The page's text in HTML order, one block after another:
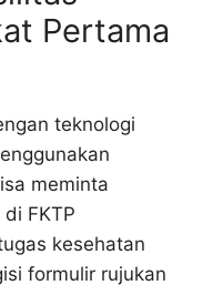
Pertama
teknologi
meminta
FKTP
kesehatan
formulir rujukan